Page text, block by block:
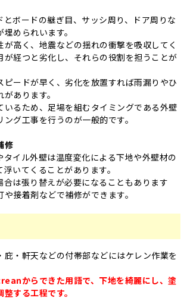
とボードの継ぎ目、サッシ周り、ドア周りな
められいます。
が高く、地震などの揺れの衝撃を吸収してく
が経つと劣化し、それらの役割を担うことが
ピードが早く、劣化を放置すれば雨漏りやひ
あります。
いるため、足場を組むタイミングである外壁
グ工事を行うのが一般的です。
修
タイル外壁は温度変化による下地や外壁材の
いてくることがあります。
合は張り替えが必要になることもあります
接着剤などで補修ができます。
庇・軒天などの付帯部などにはケレン作業を
からできた用語で、下地を綺麗にし、塗
する工程です。